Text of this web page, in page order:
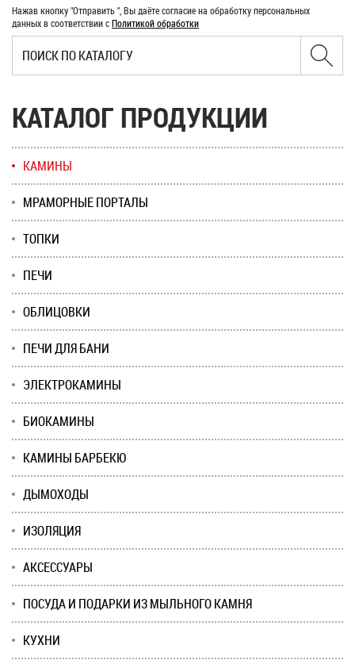
Нажав кнопку "Отправить ", Вы даёте согласие на обработку персональных
данных в соответствии сПолитикой обработки
КАТАЛОГ ПРОДУКЦИИ
КАМИНЫ
МРАМОРНЫЕ ПОРТАЛЫ
ТОПКИ
ПЕЧИ
ОБЛИЦОВКИ
ПЕЧИ ДЛЯ БАНИ
ЭЛЕКТРОКАМИНЫ
БИОКАМИНЫ
КАМИНЫ БАРБЕКЮ
ДЫМОХОДЫ
ИЗОЛЯЦИЯ
АКСЕССУАРЫ
ПОСУДА И ПОДАРКИ ИЗ МЫЛЬНОГО КАМНЯ
КУХНИ